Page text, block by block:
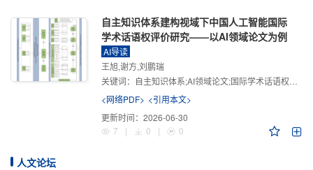
自主知识体系建构视域下中国人工智能国际
学术话语权评价研究——以AI领域论文为例
AI导读
王旭,谢方,刘鹏瑞
关键词： 自主知识体系;AI领域论文;国际学术话语权评价;学术影响力;学术感知力;学术传播力;学术引领力
<网络PDF> <引用本文>
更新时间： 2026-06-30
7
| 0 | 0
人文论坛